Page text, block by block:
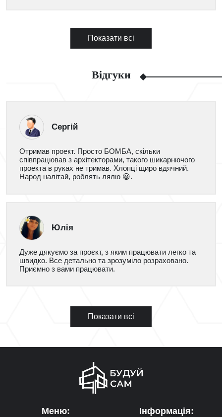
Показати всі
Відгуки
Сергій
Отримав проект. Просто БОМБА, скільки
співпрацював з архітекторами, такого шикарнючого
проекта в руках не тримав. Хлопці щиро вдячний.
Народ налітай, роблять лялю 😀.
Юлія
Дуже дякуємо за проєкт, з яким працювати легко та
швидко. Все детально та зрозуміло розраховано.
Приємно з вами працювати.
Показати всі
Меню: Інформація: